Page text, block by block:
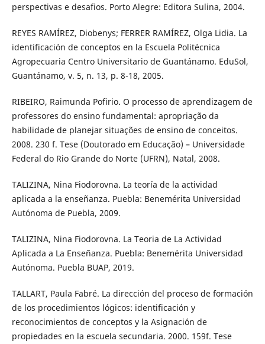
perspectivas e desafios. Porto Alegre: Editora Sulina, 2004.
REYES RAMÍREZ, Diobenys; FERRER RAMÍREZ, Olga Lidia. La
identificación de conceptos en la Escuela Politécnica
Agropecuaria Centro Universitario de Guantánamo. EduSol,
Guantánamo, v. 5, n. 13, p. 8-18, 2005.
RIBEIRO, Raimunda Pofirio. O processo de aprendizagem de
professores do ensino fundamental: apropriação da
habilidade de planejar situações de ensino de conceitos.
2008. 230 f. Tese (Doutorado em Educação) – Universidade
Federal do Rio Grande do Norte (UFRN), Natal, 2008.
TALIZINA, Nina Fiodorovna. La teoría de la actividad
aplicada a la enseñanza. Puebla: Benemérita Universidad
Autónoma de Puebla, 2009.
TALIZINA, Nina Fiodorovna. La Teoria de La Actividad
Aplicada a La Enseñanza. Puebla: Benemérita Universidad
Autónoma. Puebla BUAP, 2019.
TALLART, Paula Fabré. La dirección del proceso de formación
de los procedimientos lógicos: identificación y
reconocimientos de conceptos y la Asignación de
propiedades en la escuela secundaria. 2000. 159f. Tese